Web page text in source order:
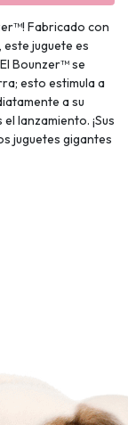
Fabricado con
este juguete es
Bounzer™ se
esto estimula a
a su
lanzamiento. ¡Sus
juguetes gigantes